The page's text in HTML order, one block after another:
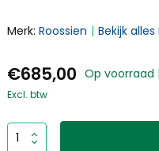
Merk: Roossien Bekijk alles
€685,00 Op voorraad
Excl. btw